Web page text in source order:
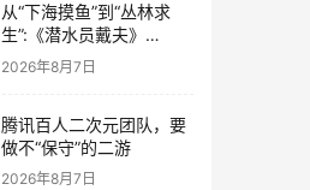
从“下海摸鱼”到“丛林求
生”:《潜水员戴夫》
DLC《丛林》移动端定档
8月14日
2026年8月7日
腾讯百人二次元团队，要
做不“保守”的二游
2026年8月7日